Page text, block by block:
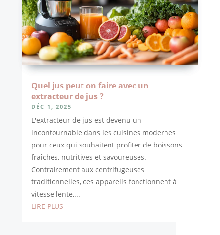
Quel jus peut on faire avec un
extracteur de jus ?
DÉC 1, 2025
L'extracteur de jus est devenu un
incontournable dans les cuisines modernes
pour ceux qui souhaitent profiter de boissons
fraîches, nutritives et savoureuses.
Contrairement aux centrifugeuses
traditionnelles, ces appareils fonctionnent à
vitesse lente,...
LIRE PLUS